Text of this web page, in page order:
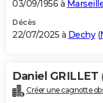
03/09/1956 à
Décès
22/07/2025 à Dechy(
Daniel GRILLET
Créer une cagnotte